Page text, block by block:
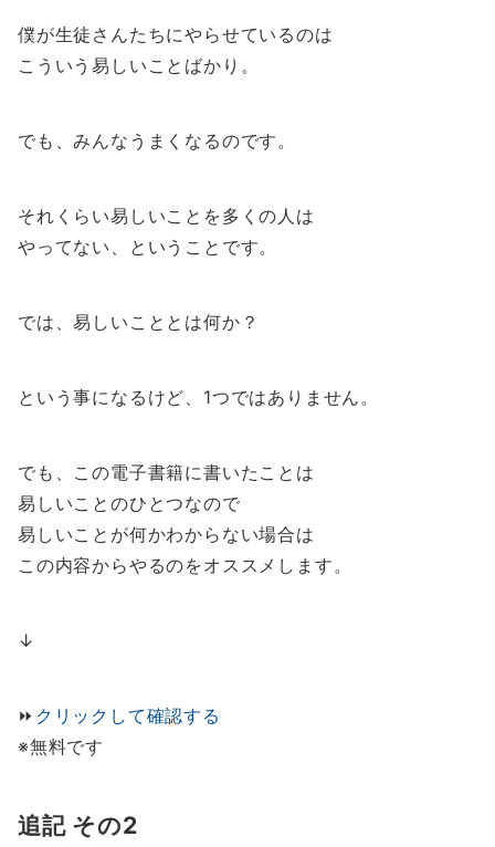
僕が生徒さんたちにやらせているのは
こういう易しいことばかり。
でも、みんなうまくなるのです。
それくらい易しいことを多くの人は
やってない、ということです。
では、易しいこととは何か？
という事になるけど、1つではありません。
でも、この電子書籍に書いたことは
易しいことのひとつなので
易しいことが何かわからない場合は
この内容からやるのをオススメします。
↓
⏩️ クリックして確認する
※無料です
追記 その2